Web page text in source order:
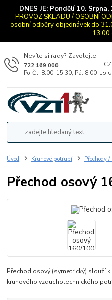
DNES JE: Pondělí 10. Srpna,
PROVOZ SKLADU / OSOBNÍ
osobní odběry objednávek do
13:00
Nevíte si rady? Zavolejte.
722 169 000
Po-Čt: 8:00-15:30, Pá: 8:00-
Úvod Kruhové potrubí Přechody /
Přechod osový
Přechod osový (symetrický) slouží
kruhového vzduchotechnického